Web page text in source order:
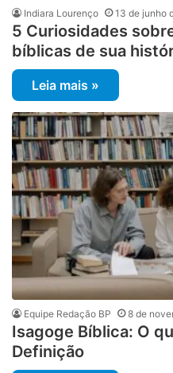
Indiara Lourenço 13 de junho
5 Curiosidades
bíblicas de sua
Leia mais »
Equipe Redação BP 8 de
Isagoge Bíblica: O
Definição